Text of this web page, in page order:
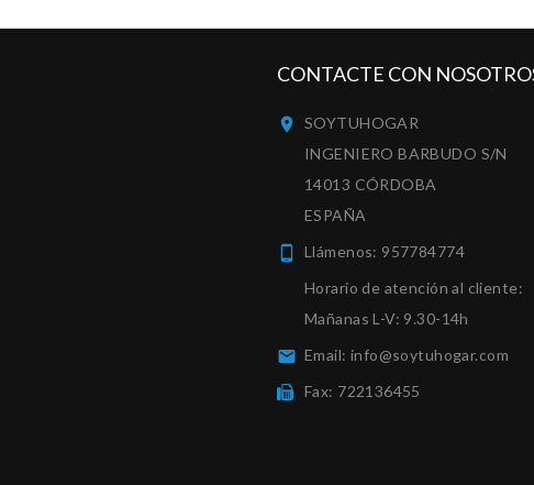
CONTACTE CON
 SOYTUHOGAR
INGENIERO BARBUDO S/N
14013 CÓRDOBA
ESPAÑA
 Llámenos: 957784774
Horario de atención al cliente:
Mañanas L-V: 9.30-14h
 Email: info@soytuhogar.com
Fax: 722136455